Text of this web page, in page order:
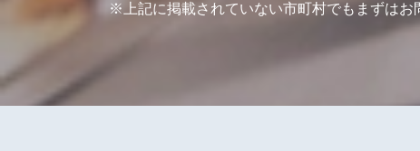
※上記に掲載されていない市町村でもまずはお